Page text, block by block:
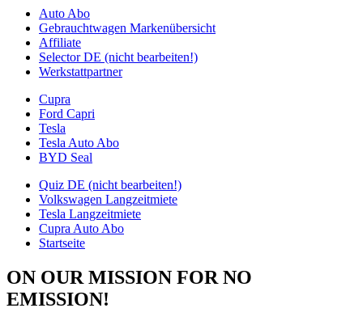
Auto Abo
Gebrauchtwagen Markenübersicht
Affiliate
Selector DE (nicht bearbeiten!)
Werkstattpartner
Cupra
Ford Capri
Tesla
Tesla Auto Abo
BYD Seal
Quiz DE (nicht bearbeiten!)
Volkswagen Langzeitmiete
Tesla Langzeitmiete
Cupra Auto Abo
Startseite
ON OUR MISSION FOR NO
EMISSION!